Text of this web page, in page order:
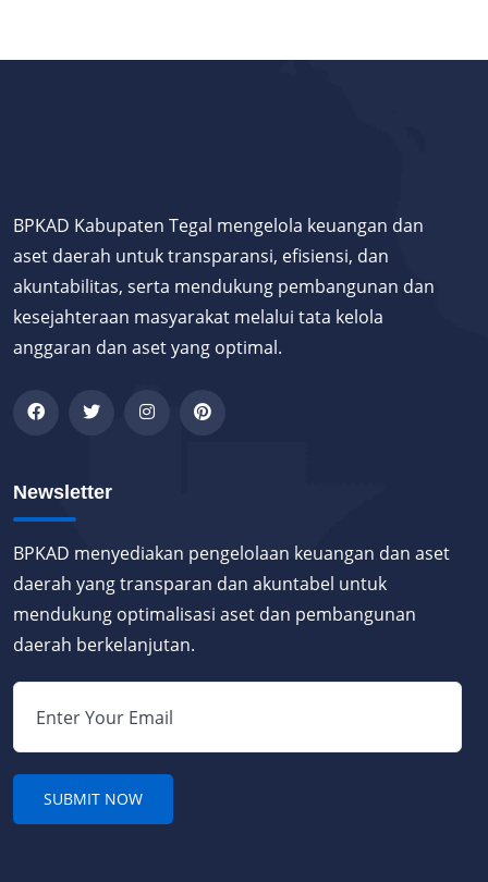
BPKAD Kabupaten Tegal mengelola keuangan dan
aset daerah untuk transparansi, efisiensi, dan
akuntabilitas, serta mendukung pembangunan dan
kesejahteraan masyarakat melalui tata kelola
anggaran dan aset yang optimal.
Newsletter
BPKAD menyediakan pengelolaan keuangan dan aset
daerah yang transparan dan akuntabel untuk
mendukung optimalisasi aset dan pembangunan
daerah berkelanjutan.